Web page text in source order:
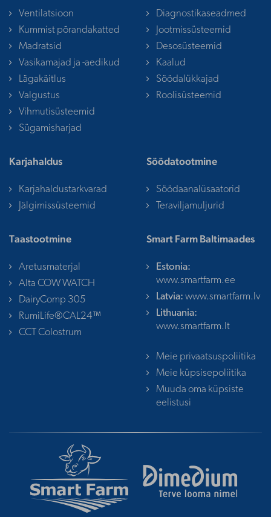
Ventilatsioon
Kummist põrandakatted
Madratsid
Vasikamajad ja -aedikud
Lägakäitlus
Valgustus
Vihmutisüsteemid
Sügamisharjad
Diagnostikaseadmed
Jootmissüsteemid
Desosüsteemid
Kaalud
Söödalükkajad
Roolisüsteemid
Karjahaldus
Karjahaldustarkvarad
Jälgimissüsteemid
Söödatootmine
Söödaanalüsaatorid
Teraviljamuljurid
Taastootmine
Aretusmaterjal
Alta COW WATCH
DairyComp 305
RumiLife®CAL24™
CCT Colostrum
Smart Farm Baltimaades
Estonia:
www.smartfarm.ee
Latvia: www.smartfarm.lv
Lithuania:
www.smartfarm.lt
Meie privaatsuspoliitika
Meie küpsisepoliitika
Muuda oma küpsiste
eelistusi